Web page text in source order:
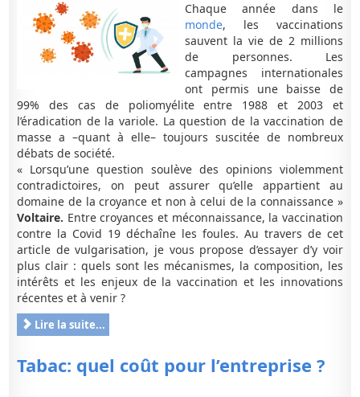
Chaque année dans le
monde, les vaccinations
sauvent la vie de 2 millions
de personnes. Les
campagnes internationales
ont permis une baisse de
99% des cas de poliomyélite entre 1988 et 2003 et
l’éradication de la variole. La question de la vaccination de
masse a –quant à elle– toujours suscitée de nombreux
débats de société.
« Lorsqu’une question soulève des opinions violemment
contradictoires, on peut assurer qu’elle appartient au
domaine de la croyance et non à celui de la connaissance »
Voltaire. Entre croyances et méconnaissance, la vaccination
contre la Covid 19 déchaîne les foules. Au travers de cet
article de vulgarisation, je vous propose d’essayer d’y voir
plus clair : quels sont les mécanismes, la composition, les
intérêts et les enjeux de la vaccination et les innovations
récentes et à venir ?
Lire la suite...
Tabac: quel coût pour l’entreprise ?